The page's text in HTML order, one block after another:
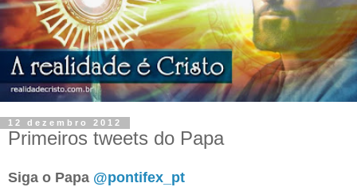
12 dezembro 2012
Primeiros tweets do Papa
Siga o Papa @pontifex_pt